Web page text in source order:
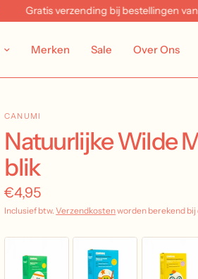
Gratis verzending bij bestellingen vanaf
Merken Sale Over Ons
CANUMI
Natuurlijke Wilde
blik
€4,95
Inclusief btw.Verzendkostenworden berekend bij